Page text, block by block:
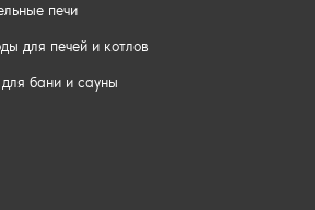
печи
для печей и котлов
бани и сауны